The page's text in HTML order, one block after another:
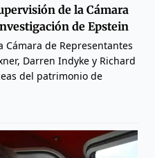
de la Cámara
de Epstein
Cámara de Representantes
Darren Indyke y Richard
del patrimonio de